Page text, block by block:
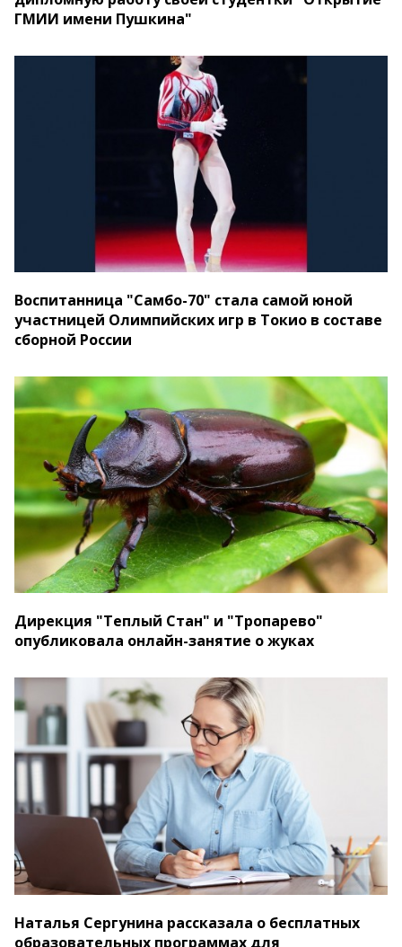
ГМИИ имени Пушкина"
Воспитанница "Самбо-70" стала самой юной
участницей Олимпийских игр в Токио в составе
сборной России
Дирекция "Теплый Стан" и "Тропарево"
опубликовала онлайн-занятие о жуках
Наталья Сергунина рассказала о бесплатных
образовательных программах для